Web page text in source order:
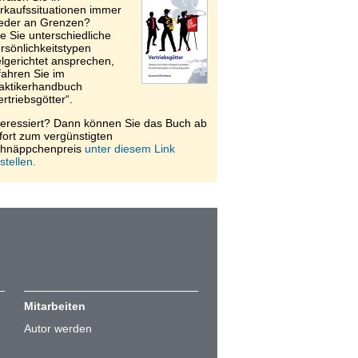
immer
an Grenzen?
Sie unterschiedliche
ansprechen,
Sie im
Dann können Sie das Buch ab
zum vergünstigten
unter diesem Link
Mitarbeiten
Autor werden